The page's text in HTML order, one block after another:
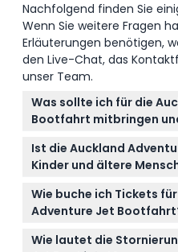
Nachfolgend finden Sie
Wenn Sie weitere Fragen
Erläuterungen benötigen,
den Live-Chat, das
unser Team.
Was sollte ich für die
Bootfahrt mitbringen
Tragen Sie legere,
auf wechselnde
Da Sie sich auf dem
eine wasserdichte Jacke
mitzubringen.
Ist die Auckland
Kinder und ältere
Die Fahrt ist für Kinder
sie müssen jedoch von
werden. Kinder ab 15
Wie buche ich Tickets
Adventure Jet
Sie können Ihre Tickets
dieser Webseite buchen.
Wie lautet die